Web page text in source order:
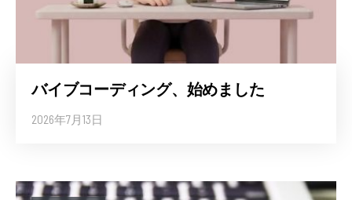
バイブコーディング、始めました
2026年7月13日